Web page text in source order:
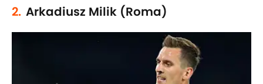
2. Arkadiusz Milik (Roma)